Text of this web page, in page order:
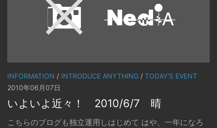
INFORMATION / INTRODUCE ANYTHING / TODAY'S EVENT
2010年06月07日
いよいよ近々！ 2010/6/7 晴
こちらのブログも独立運用しはじめて はや、一年になろ